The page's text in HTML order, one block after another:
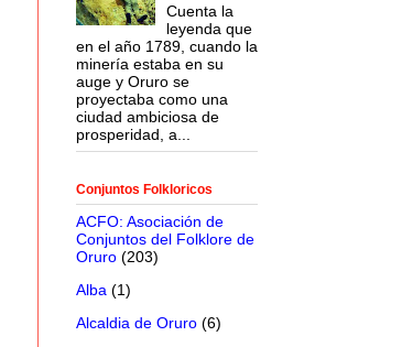
Cuenta la
leyenda que
en el año 1789, cuando la
minería estaba en su
auge y Oruro se
proyectaba como una
ciudad ambiciosa de
prosperidad, a...
Conjuntos Folkloricos
ACFO: Asociación de
Conjuntos del Folklore de
Oruro (203)
Alba (1)
Alcaldia de Oruro (6)